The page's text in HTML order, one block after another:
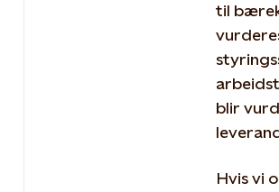
til
blir
Hvis vi